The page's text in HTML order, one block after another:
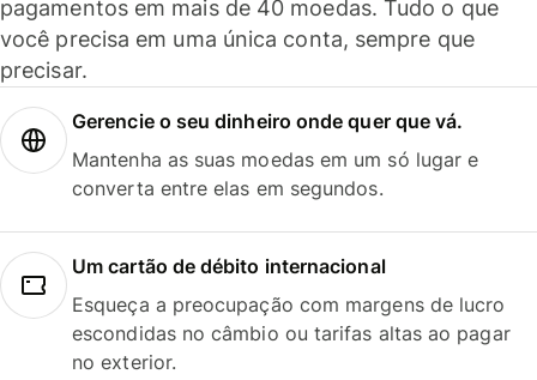
pagamentos em mais de 40 moedas. Tudo o que
você precisa em uma única conta, sempre que
precisar.
Gerencie o seu dinheiro onde quer que vá.
Mantenha as suas moedas em um só lugar e
converta entre elas em segundos.
Um cartão de débito internacional
Esqueça a preocupação com margens de lucro
escondidas no câmbio ou tarifas altas ao pagar
no exterior.